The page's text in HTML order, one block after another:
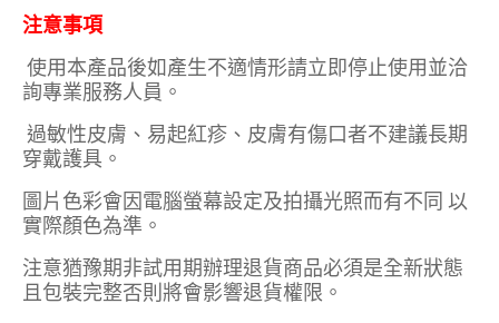
注意事項
使用本產品後如產生不適情形請立即停止使用並洽
詢專業服務人員。
過敏性皮膚、易起紅疹、皮膚有傷口者不建議長期
穿戴護具。
圖片色彩會因電腦螢幕設定及拍攝光照而有不同 以
實際顏色為準。
注意猶豫期非試用期辦理退貨商品必須是全新狀態
且包裝完整否則將會影響退貨權限。